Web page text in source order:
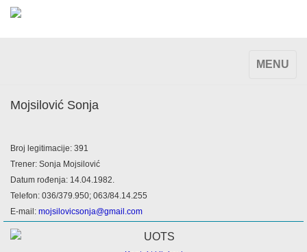
TOGGLE
MENU
Mojsilović Sonja
Broj legitimacije: 391
Trener: Sonja Mojsilović
Datum rođenja: 14.04.1982.
Telefon: 036/379.950; 063/84.14.255
E-mail: mojsilovicsonja@gmail.com